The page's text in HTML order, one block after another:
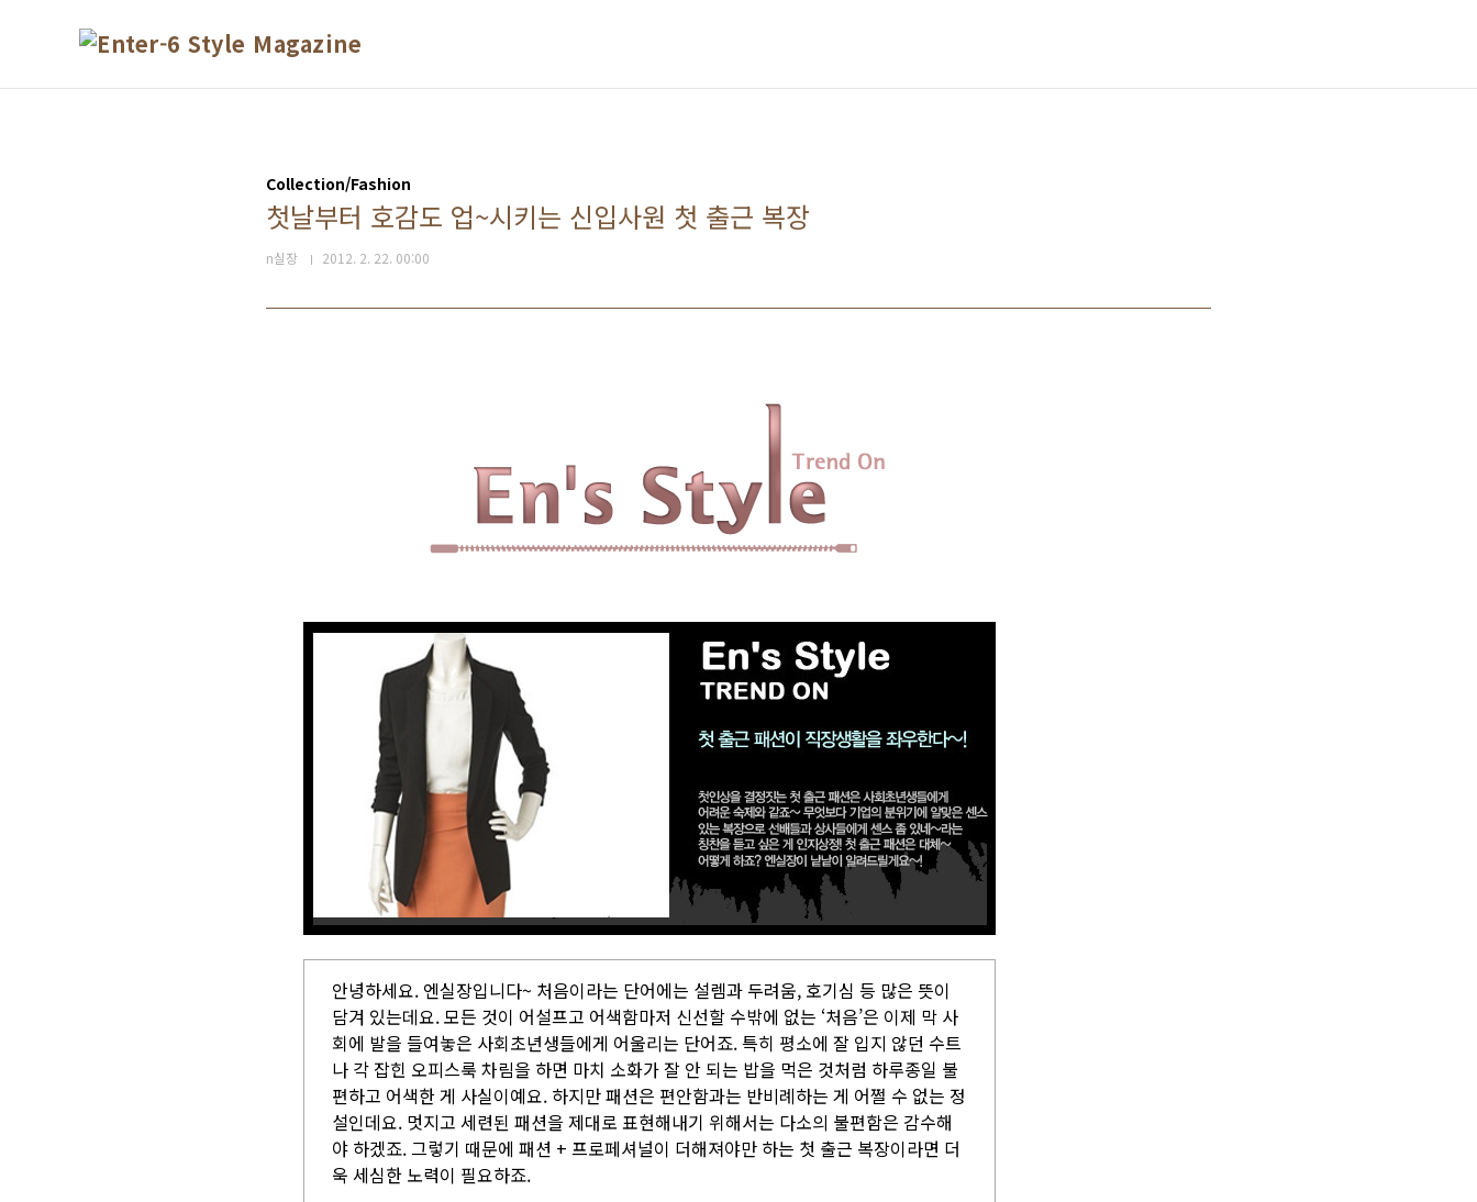
Collection/Fashion
첫날부터 호감도 업~시키는 신입사원 첫 출근 복장
n실장 2012. 2. 22. 00:00
안녕하세요. 엔실장입니다~ 처음이라는 단어에는 설렘과 두려움, 호기심 등 많은 뜻이
담겨 있는데요. 모든 것이 어설프고 어색함마저 신선할 수밖에 없는 ‘처음’은 이제 막 사
회에 발을 들여놓은 사회초년생들에게 어울리는 단어죠. 특히 평소에 잘 입지 않던 수트
나 각 잡힌 오피스룩 차림을 하면 마치 소화가 잘 안 되는 밥을 먹은 것처럼 하루종일 불
편하고 어색한 게 사실이예요. 하지만 패션은 편안함과는 반비례하는 게 어쩔 수 없는 정
설인데요. 멋지고 세련된 패션을 제대로 표현해내기 위해서는 다소의 불편함은 감수해
야 하겠죠. 그렇기 때문에 패션 + 프로페셔널이 더해져야만 하는 첫 출근 복장이라면 더
욱 세심한 노력이 필요하죠.